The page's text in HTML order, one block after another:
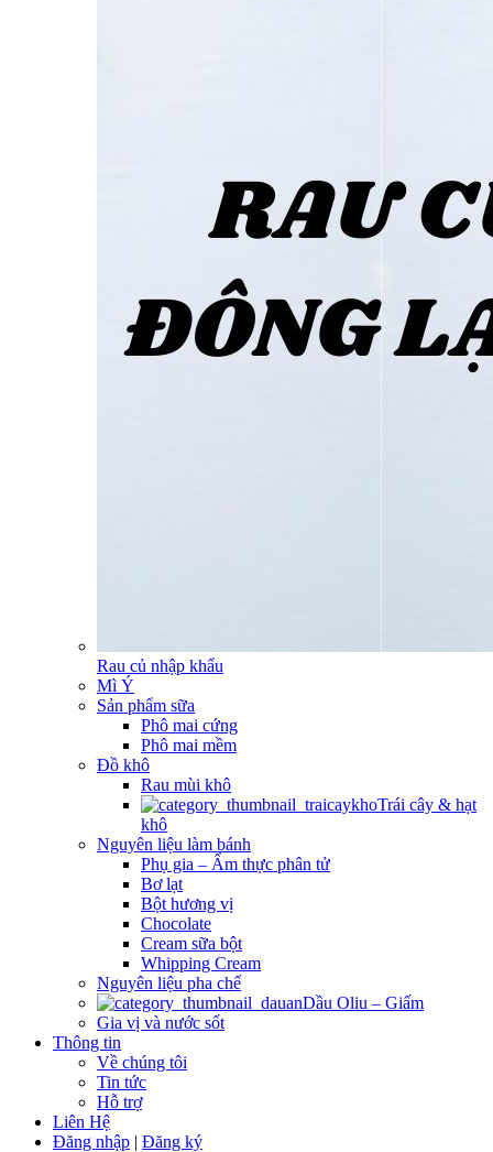
Rau củ nhập khẩu
Mì Ý
Sản phẩm sữa
Phô mai cứng
Phô mai mềm
Đồ khô
Rau mùi khô
Trái cây & hạt
khô
Nguyên liệu làm bánh
Phụ gia – Ẩm thực phân tử
Bơ lạt
Bột hương vị
Chocolate
Cream sữa bột
Whipping Cream
Nguyên liệu pha chế
Dầu Oliu – Giấm
Gia vị và nước sốt
Thông tin
Về chúng tôi
Tin tức
Hỗ trợ
Liên Hệ
Đăng nhập | Đăng ký